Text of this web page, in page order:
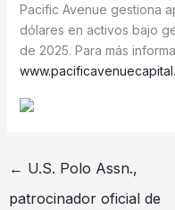
Pacific Avenue gestiona
dólares en activos bajo
de 2025. Para más
← U.S. Polo Assn.,
patrocinador oficial de